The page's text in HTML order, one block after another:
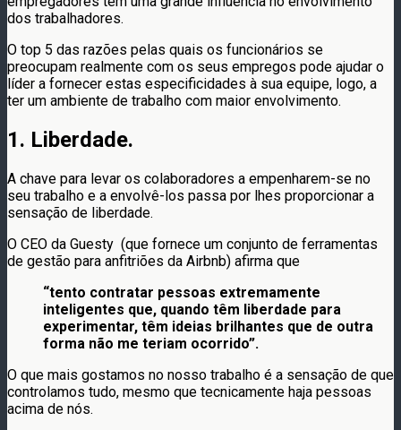
dos trabalhadores.
O top 5 das razões pelas quais os funcionários se
preocupam realmente com os seus empregos pode ajudar o
líder a fornecer estas especificidades à sua equipe, logo, a
ter um ambiente de trabalho com maior envolvimento.
1. Liberdade.
A chave para levar os colaboradores a empenharem-se no
seu trabalho e a envolvê-los passa por lhes proporcionar a
sensação de liberdade.
O CEO da Guesty (que fornece um conjunto de ferramentas
de gestão para anfitriões da Airbnb) afirma que
“tento contratar pessoas extremamente
inteligentes que, quando têm liberdade para
experimentar, têm ideias brilhantes que de outra
forma não me teriam ocorrido”.
O que mais gostamos no nosso trabalho é a sensação de que
controlamos tudo, mesmo que tecnicamente haja pessoas
acima de nós.